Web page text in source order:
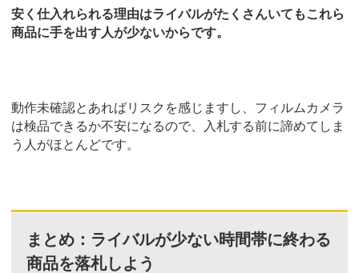
安く仕入れられる理由はライバルがたくさんいてもこれら
商品に手を出す人が少ないからです。
動作未確認とあればリスクを感じますし、フィルムカメラ
は検品できるか不安になるので、入札する前に諦めてしま
う人がほとんどです。
まとめ：ライバルが少ない時間帯に終わる
商品を落札しよう